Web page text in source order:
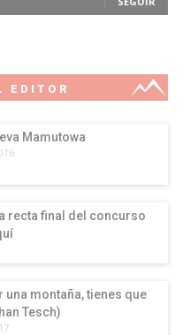
EDITOR
Mamutowa
recta final del concurso
una montaña, tienes que
Tesch)